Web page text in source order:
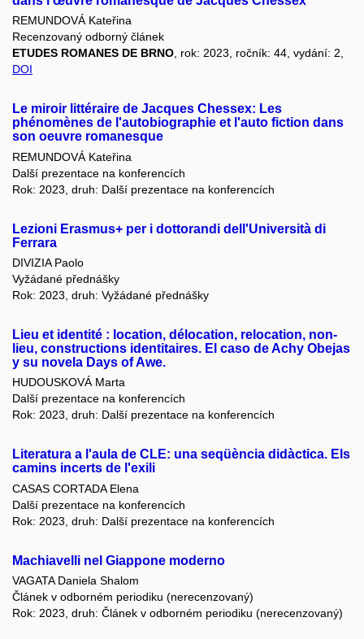
REMUNDOVÁ Kateřina
Recenzovaný odborný článek
ETUDES ROMANES DE BRNO, rok: 2023, ročník: 44, vydání: 2,
DOI
Le miroir littéraire de Jacques Chessex: Les
phénomènes de l'autobiographie et l'auto fiction dans
son oeuvre romanesque
REMUNDOVÁ Kateřina
Další prezentace na konferencích
Rok: 2023, druh: Další prezentace na konferencích
Lezioni Erasmus+ per i dottorandi dell'Università di
Ferrara
DIVIZIA Paolo
Vyžádané přednášky
Rok: 2023, druh: Vyžádané přednášky
Lieu et identité : location, délocation, relocation, non-
lieu, constructions identitaires. El caso de Achy Obejas
y su novela Days of Awe.
HUDOUSKOVÁ Marta
Další prezentace na konferencích
Rok: 2023, druh: Další prezentace na konferencích
Literatura a l'aula de CLE: una seqüència didàctica. Els
camins incerts de l'exili
CASAS CORTADA Elena
Další prezentace na konferencích
Rok: 2023, druh: Další prezentace na konferencích
Machiavelli nel Giappone moderno
VAGATA Daniela Shalom
Článek v odborném periodiku (nerecenzovaný)
Rok: 2023, druh: Článek v odborném periodiku (nerecenzovaný)